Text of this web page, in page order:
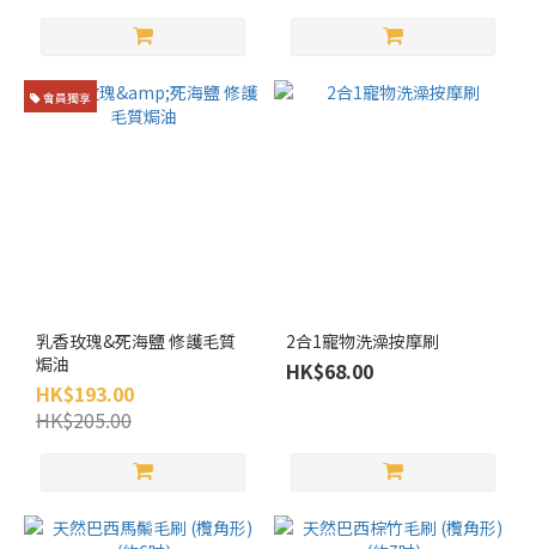
會員獨享
乳香玫瑰&死海鹽 修護毛質
焗油
HK$193.00
HK$205.00
2合1寵物洗澡按摩刷
HK$68.00